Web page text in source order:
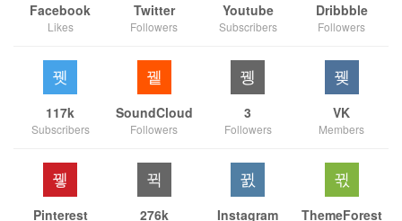
Facebook
Likes
Twitter
Followers
Youtube
Subscribers
Dribbble
Followers
117k
Subscribers
SoundCloud
Followers
3
Followers
VK
Members
Pinterest 276k Instagram ThemeForest